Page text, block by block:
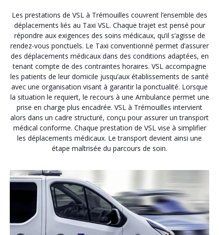
Les prestations de VSL à Trémouilles couvrent l’ensemble des
déplacements liés au Taxi VSL. Chaque trajet est pensé pour
répondre aux exigences des soins médicaux, qu’il s’agisse de
rendez-vous ponctuels. Le Taxi conventionné permet d’assurer
des déplacements médicaux dans des conditions adaptées, en
tenant compte de des contraintes horaires. VSL accompagne
les patients de leur domicile jusqu’aux établissements de santé
avec une organisation visant à garantir la ponctualité. Lorsque
la situation le requiert, le recours à une Ambulance permet une
prise en charge plus encadrée. VSL à Trémouilles intervient
alors dans un cadre structuré, conçu pour assurer un transport
médical conforme. Chaque prestation de VSL vise à simplifier
les déplacements médicaux. Le transport devient ainsi une
étape maîtrisée du parcours de soin.